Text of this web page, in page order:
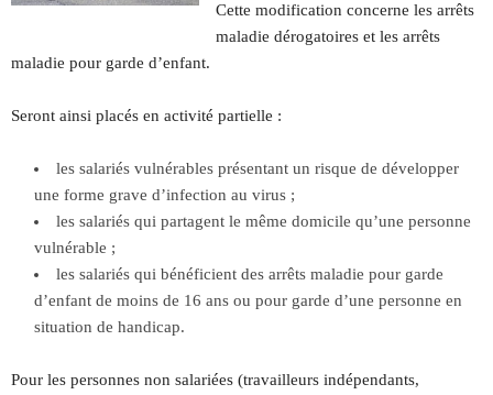
Cette modification concerne les arrêts
maladie dérogatoires et les arrêts
maladie pour garde d’enfant.
Seront ainsi placés en activité partielle :
les salariés vulnérables présentant un risque de développer
une forme grave d’infection au virus ;
les salariés qui partagent le même domicile qu’une personne
vulnérable ;
les salariés qui bénéficient des arrêts maladie pour garde
d’enfant de moins de 16 ans ou pour garde d’une personne en
situation de handicap.
Pour les personnes non salariées (travailleurs indépendants,